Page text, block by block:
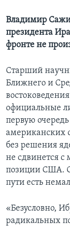
Владимир
президента
фронте не
Старший
Ближнего и
официальные
первую
американских
без решения
не сдвинется с
позиции США.
пути есть
«Безусловно,
радикальных